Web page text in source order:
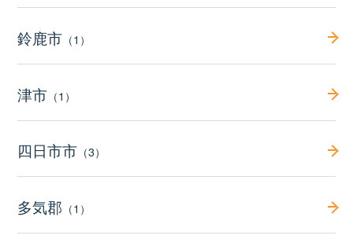
鈴鹿市 （1）
津市 （1）
四日市市 （3）
多気郡 （1）